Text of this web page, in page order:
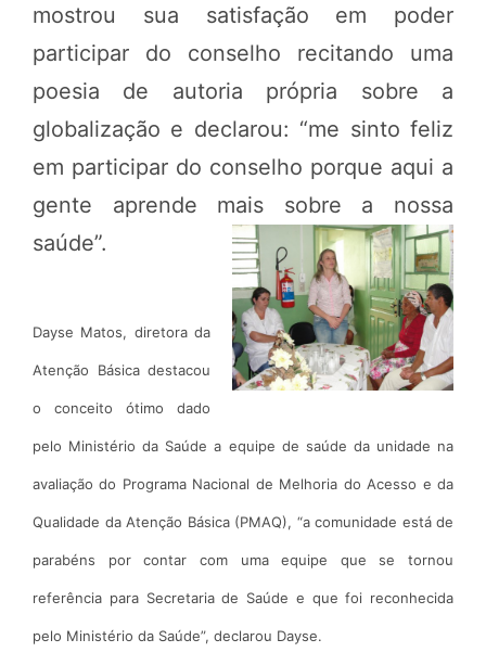
mostrou sua satisfação em poder
participar do conselho recitando uma
poesia de autoria própria sobre a
globalização e declarou: “me sinto feliz
em participar do conselho porque aqui a
gente aprende mais sobre a nossa
saúde”.
Dayse Matos, diretora da
Atenção Básica destacou
o conceito ótimo dado
pelo Ministério da Saúde a equipe de saúde da unidade na
avaliação do Programa Nacional de Melhoria do Acesso e da
Qualidade da Atenção Básica (PMAQ), “a comunidade está de
parabéns por contar com uma equipe que se tornou
referência para Secretaria de Saúde e que foi reconhecida
pelo Ministério da Saúde”, declarou Dayse.